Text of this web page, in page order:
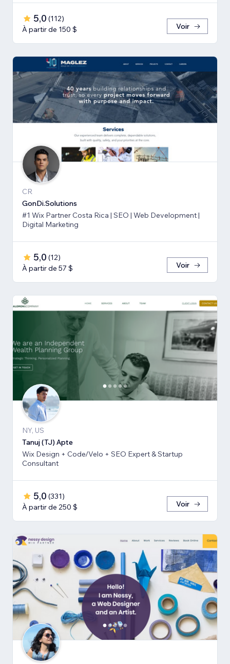
5,0 (112)
À partir de 150 $
Voir
CR
GonDi.Solutions
#1 Wix Partner Costa Rica | SEO | Web Development |
Digital Marketing
5,0 (12)
À partir de 57 $
Voir
NY, US
Tanuj (TJ) Apte
Wix Design + Code/Velo + SEO Expert & Startup
Consultant
5,0 (331)
À partir de 250 $
Voir